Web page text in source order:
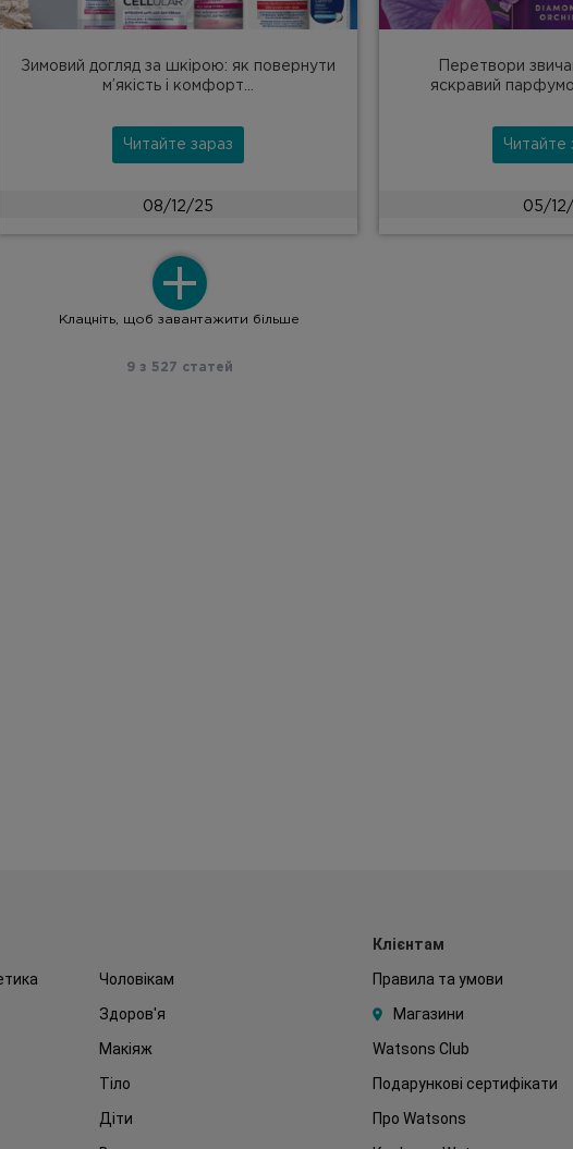
Зимовий догляд за шкірою: як повернути
м’якість і комфорт...
Читайте зараз
08/12/25
Перетвори
яскравий
Читайте
05/
9 з 527 статей
Клацніть, щоб завантажити більше
Чоловікам
Здоров'я
Макіяж
Тіло
Діти
Клієнтам
Правила та умови
Магазини
Watsons Club
Подарункові сертифікати
Про Watsons